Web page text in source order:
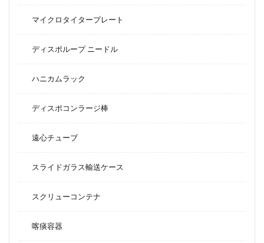
マイクロタイタープレート
ディスポループ ニードル
ハニカムラック
ディスポコンラージ棒
遠心チューブ
スライドガラス輸送ケース
スクリューコンテナ
喀痰容器